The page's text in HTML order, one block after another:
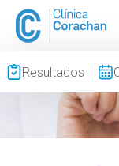
Resultados